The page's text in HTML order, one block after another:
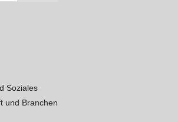
Soziales
und Branchen